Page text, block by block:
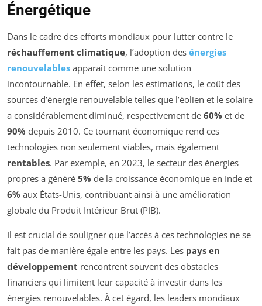
Énergétique
Dans le cadre des efforts mondiaux pour lutter contre le
réchauffement climatique, l’adoption des énergies
renouvelables apparaît comme une solution
incontournable. En effet, selon les estimations, le coût des
sources d’énergie renouvelable telles que l’éolien et le solaire
a considérablement diminué, respectivement de 60% et de
90% depuis 2010. Ce tournant économique rend ces
technologies non seulement viables, mais également
rentables. Par exemple, en 2023, le secteur des énergies
propres a généré 5% de la croissance économique en Inde et
6% aux États-Unis, contribuant ainsi à une amélioration
globale du Produit Intérieur Brut (PIB).
Il est crucial de souligner que l’accès à ces technologies ne se
fait pas de manière égale entre les pays. Les pays en
développement rencontrent souvent des obstacles
financiers qui limitent leur capacité à investir dans les
énergies renouvelables. À cet égard, les leaders mondiaux